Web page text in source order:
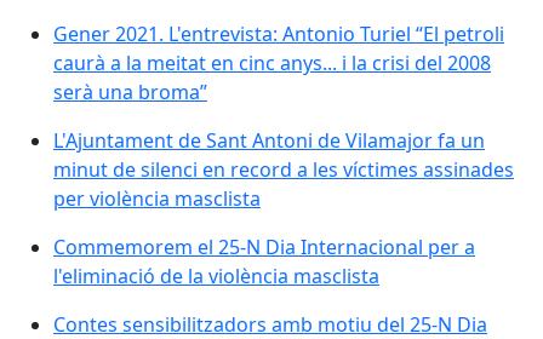
Gener 2021. L'entrevista: Antonio Turiel “El petroli
Gener 2021. L'entrevista: Antonio Turiel “El petroli
caurà a la meitat en cinc anys... i la crisi del 2008
serà una broma”
L'Ajuntament de Sant Antoni de Vilamajor fa un
L'Ajuntament de Sant Antoni de Vilamajor fa un
minut de silenci en record a les víctimes assinades
per violència masclista
Commemorem el 25-N Dia Internacional per a
Commemorem el 25-N Dia Internacional per a
l'eliminació de la violència masclista
Contes sensibilitzadors amb motiu del 25-N Dia
Contes sensibilitzadors amb motiu del 25-N Dia